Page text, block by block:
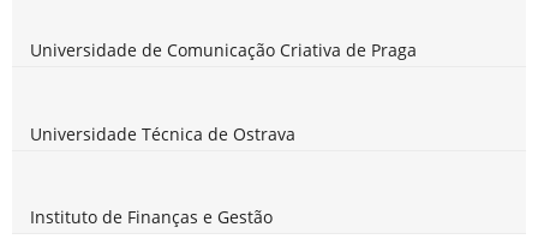
Universidade de Comunicação Criativa de Praga
Universidade Técnica de Ostrava
Instituto de Finanças e Gestão